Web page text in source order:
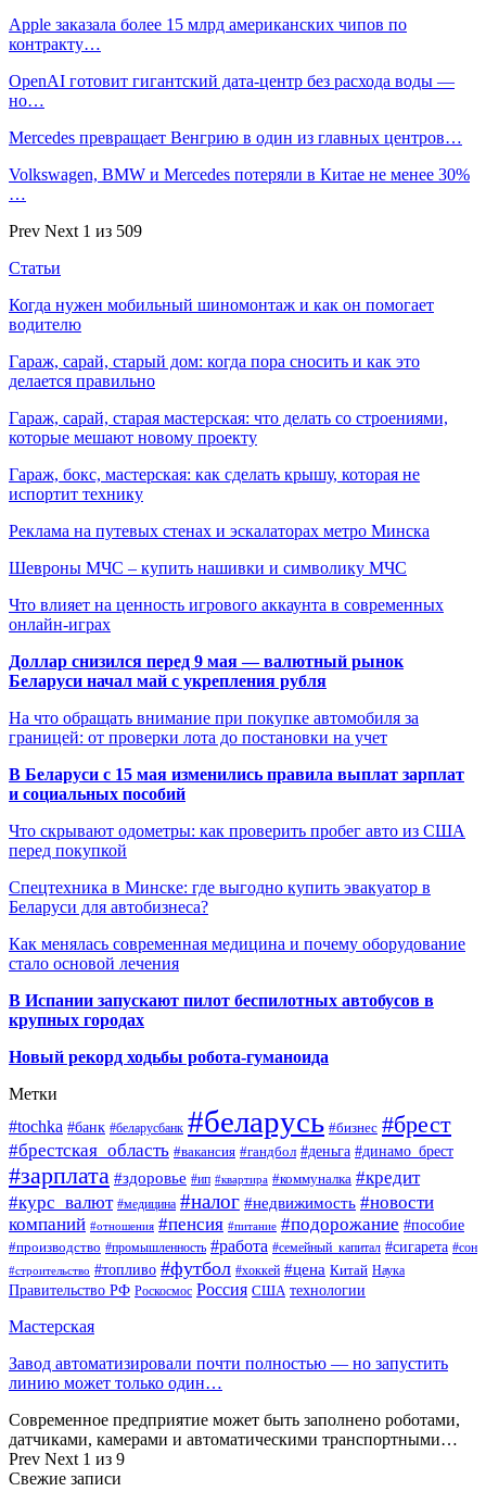
Apple заказала более 15 млрд американских чипов по
контракту…
OpenAI готовит гигантский дата-центр без расхода воды —
но…
Mercedes превращает Венгрию в один из главных центров…
Volkswagen, BMW и Mercedes потеряли в Китае не менее 30%
…
Prev Next 1 из 509
Статьи
Когда нужен мобильный шиномонтаж и как он помогает
водителю
Гараж, сарай, старый дом: когда пора сносить и как это
делается правильно
Гараж, сарай, старая мастерская: что делать со строениями,
которые мешают новому проекту
Гараж, бокс, мастерская: как сделать крышу, которая не
испортит технику
Реклама на путевых стенах и эскалаторах метро Минска
Шевроны МЧС – купить нашивки и символику МЧС
Что влияет на ценность игрового аккаунта в современных
онлайн-играх
Доллар снизился перед 9 мая — валютный рынок
Беларуси начал май с укрепления рубля
На что обращать внимание при покупке автомобиля за
границей: от проверки лота до постановки на учет
В Беларуси с 15 мая изменились правила выплат зарплат
и социальных пособий
Что скрывают одометры: как проверить пробег авто из США
перед покупкой
Спецтехника в Минске: где выгодно купить эвакуатор в
Беларуси для автобизнеса?
Как менялась современная медицина и почему оборудование
стало основой лечения
В Испании запускают пилот беспилотных автобусов в
крупных городах
Новый рекорд ходьбы робота-гуманоида
Метки
#tochka #банк #беларусбанк #беларусь #бизнес #брест
#брестская_область #вакансия #гандбол #деньга #динамо_брест
#зарплата #здоровье #ип #квартира #коммуналка #кредит
#курс_валют #медицина #налог #недвижимость #новости
компаний #отношения #пенсия #питание #подорожание #пособие
#производство #промышленность #работа #семейный_капитал #сигарета #сон
#строительство #топливо #футбол #хоккей #цена Китай Наука
Правительство РФ Роскосмос Россия США технологии
Мастерская
Завод автоматизировали почти полностью — но запустить
линию может только один…
Современное предприятие может быть заполнено роботами,
датчиками, камерами и автоматическими транспортными…
Prev Next 1 из 9
Свежие записи